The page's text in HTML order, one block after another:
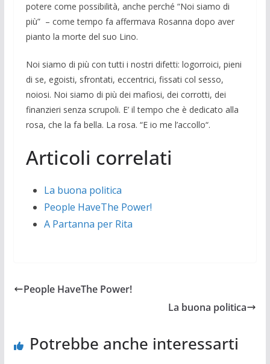
potere come possibilità, anche perché “Noi siamo di
più” – come tempo fa affermava Rosanna dopo aver
pianto la morte del suo Lino.
Noi siamo di più con tutti i nostri difetti: logorroici, pieni
di se, egoisti, sfrontati, eccentrici, fissati col sesso,
noiosi. Noi siamo di più dei mafiosi, dei corrotti, dei
finanzieri senza scrupoli. E’ il tempo che è dedicato alla
rosa, che la fa bella. La rosa. “E io me l’accollo“.
Articoli correlati
La buona politica
People HaveThe Power!
A Partanna per Rita
People HaveThe Power!
La buona politica
Potrebbe anche interessarti